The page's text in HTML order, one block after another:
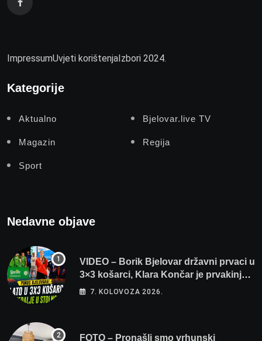
ImpressumUvjeti korištenjaIzbori 2024.
Kategorije
Aktualno Bjelovar.live TV
Magazin Regija
Sport
Nedavne objave
VIDEO – Borik Bjelovar državni prvaci u
3×3 košarci, Klara Končar je prvakinja
Hrvatske u stolnom tenisu!
7. KOLOVOZA 2026.
FOTO – Pronašli smo vrhunski